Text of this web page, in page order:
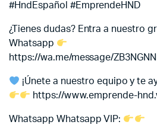
#HndEspañol #EmprendeHND
¿Tienes dudas? Entra a nuestro
Whatsapp
https://wa.me/message/
¡Únete a nuestro equipo y te
https://www.emprende-
Whatsapp Whatsapp VIP: